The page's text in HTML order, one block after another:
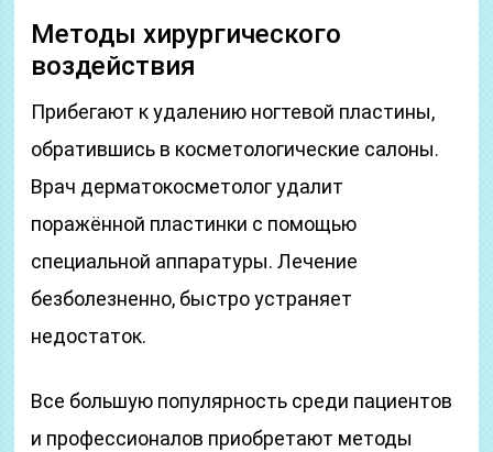
Методы хирургического
воздействия
Прибегают к удалению ногтевой пластины,
обратившись в косметологические салоны.
Врач дерматокосметолог удалит
поражённой пластинки с помощью
специальной аппаратуры. Лечение
безболезненно, быстро устраняет
недостаток.
Все большую популярность среди пациентов
и профессионалов приобретают методы